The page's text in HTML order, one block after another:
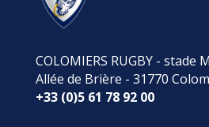
COLOMIERS RUGBY - stade
Allée de Brière - 31770
+33 (0)5 61 78 92 00